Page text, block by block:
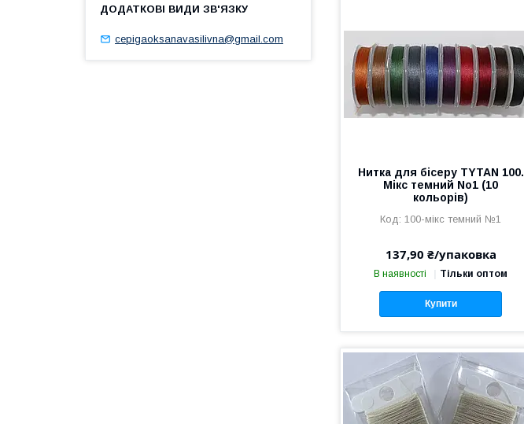
Нитка для бісеру TYTAN 100.
Мікс темний No1 (10
кольорів)
100-мікс темний №1
137,90 ₴/упаковка
В наявності Тільки оптом
Купити
cepigaoksanavasilivna@gmail.com